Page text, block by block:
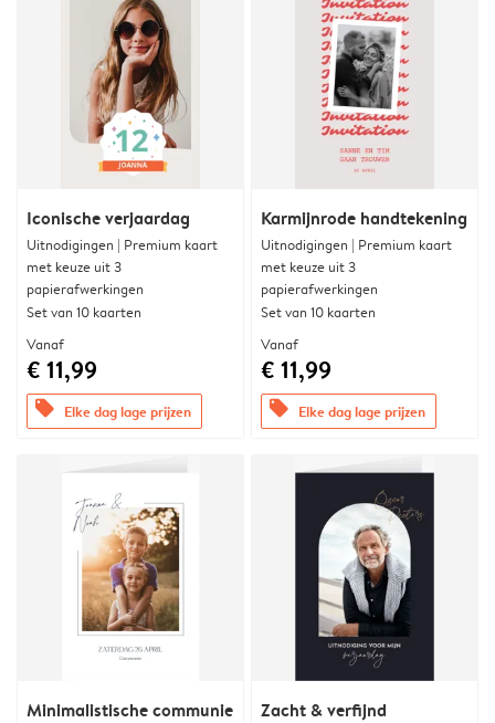
Iconische verjaardag
Uitnodigingen | Premium kaart
met keuze uit 3
papierafwerkingen
Set van 10 kaarten
Vanaf
€ 11,99
offers Elke dag lage prijzen
Karmijnrode handtekening
Uitnodigingen | Premium kaart
met keuze uit 3
papierafwerkingen
Set van 10 kaarten
Vanaf
€ 11,99
offers Elke dag lage prijzen
Minimalistische communie Zacht & verfijnd